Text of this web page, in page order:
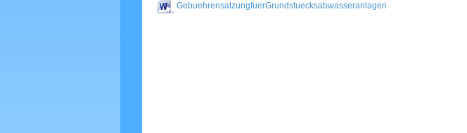
GebuehrensatzungfuerGrundstuecksabwasseranlagen